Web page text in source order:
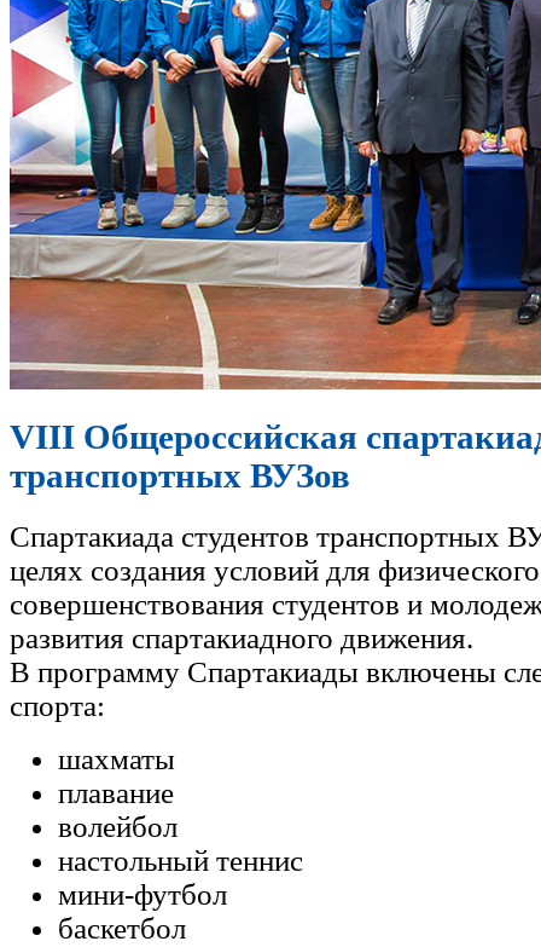
VIII Общероссийская
транспортных ВУЗов
Спартакиада студентов транспортных
целях создания условий для
совершенствования студентов и
развития спартакиадного движения.
В программу Спартакиады включены
спорта:
шахматы
плавание
волейбол
настольный теннис
мини-футбол
баскетбол